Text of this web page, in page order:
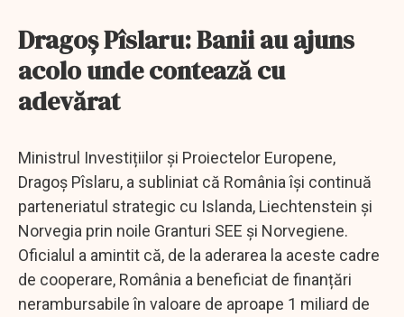
Dragoș Pîslaru: Banii au ajuns
acolo unde contează cu
adevărat
Ministrul Investițiilor și Proiectelor Europene,
Dragoș Pîslaru, a subliniat că România își continuă
parteneriatul strategic cu Islanda, Liechtenstein și
Norvegia prin noile Granturi SEE și Norvegiene.
Oficialul a amintit că, de la aderarea la aceste cadre
de cooperare, România a beneficiat de finanțări
nerambursabile în valoare de aproape 1 miliard de